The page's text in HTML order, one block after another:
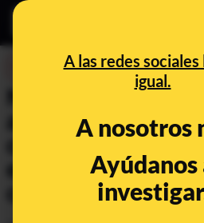
A las redes sociales
igual.
A nosotros
Ayúdanos
No, no es cierto
año 2016 la
custodia los
esta medida
contemplada en la